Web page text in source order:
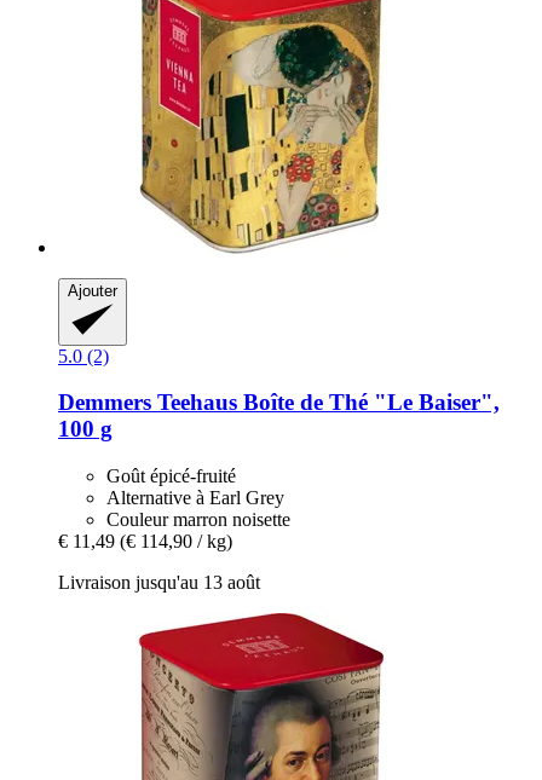
Ajouter
5.0 (2)
Demmers Teehaus Boîte de Thé "Le Baiser",
100 g
Goût épicé-fruité
Alternative à Earl Grey
Couleur marron noisette
€ 11,49 (€ 114,90 / kg)
Livraison jusqu'au 13 août